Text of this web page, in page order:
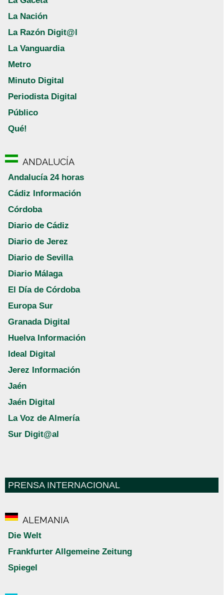
La Nación
La Razón Digit@l
La Vanguardia
Metro
Minuto Digital
Periodista Digital
Público
Qué!
ANDALUCÍA
Andalucía 24 horas
Cádiz Información
Córdoba
Diario de Cádiz
Diario de Jerez
Diario de Sevilla
Diario Málaga
El Día de Córdoba
Europa Sur
Granada Digital
Huelva Información
Ideal Digital
Jerez Información
Jaén
Jaén Digital
La Voz de Almería
Sur Digit@al
PRENSA INTERNACIONAL
ALEMANIA
Die Welt
Frankfurter Allgemeine Zeitung
Spiegel